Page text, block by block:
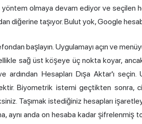
yöntem olmaya devam ediyor ve seçilen
diğerine taşıyor. Bulut yok, Google
başlayın. Uygulamayı açın ve
sağ üst köşeye üç nokta koyar,
ardından Hesapları Dışa Aktar'ı
Biyometrik istemi geçtikten sonra,
Taşımak istediğiniz hesapları
aynı anda on hesaba kadar şifrelenmiş